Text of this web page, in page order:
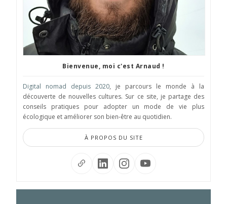
Bienvenue, moi c'est Arnaud !
Digital nomad depuis 2020, je parcours le monde à la
découverte de nouvelles cultures. Sur ce site, je partage des
conseils pratiques pour adopter un mode de vie plus
écologique et améliorer son bien-être au quotidien.
À PROPOS DU SITE